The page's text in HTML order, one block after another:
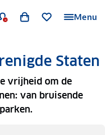
Menu
Staten
vrijheid om de
van bruisende